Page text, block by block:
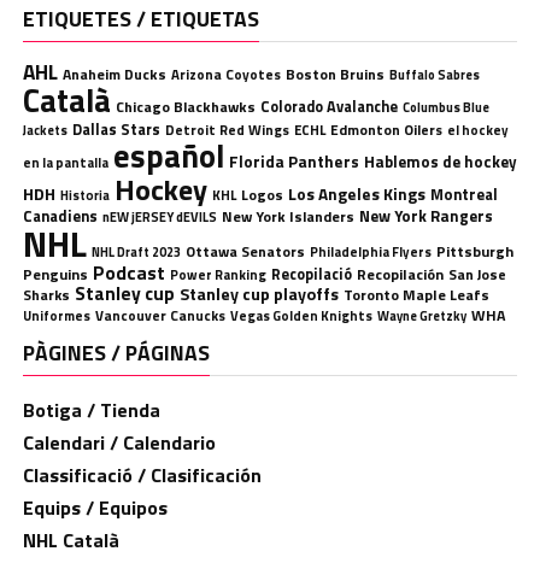
ETIQUETES / ETIQUETAS
AHL Anaheim Ducks Arizona Coyotes Boston Bruins Buffalo Sabres
Català Chicago Blackhawks Colorado Avalanche Columbus Blue
Jackets Dallas Stars Detroit Red Wings ECHL Edmonton Oilers el hockey
en la pantalla español Florida Panthers Hablemos de hockey
HDH Historia Hockey KHL Logos Los Angeles Kings Montreal
Canadiens nEW jERSEY dEVILS New York Islanders New York Rangers
NHL NHL Draft 2023 Ottawa Senators Philadelphia Flyers Pittsburgh
Penguins Podcast Power Ranking Recopilació Recopilación San Jose
Sharks Stanley cup Stanley cup playoffs Toronto Maple Leafs
Uniformes Vancouver Canucks Vegas Golden Knights Wayne Gretzky WHA
PÀGINES / PÁGINAS
Botiga / Tienda
Calendari / Calendario
Classificació / Clasificación
Equips / Equipos
NHL Català